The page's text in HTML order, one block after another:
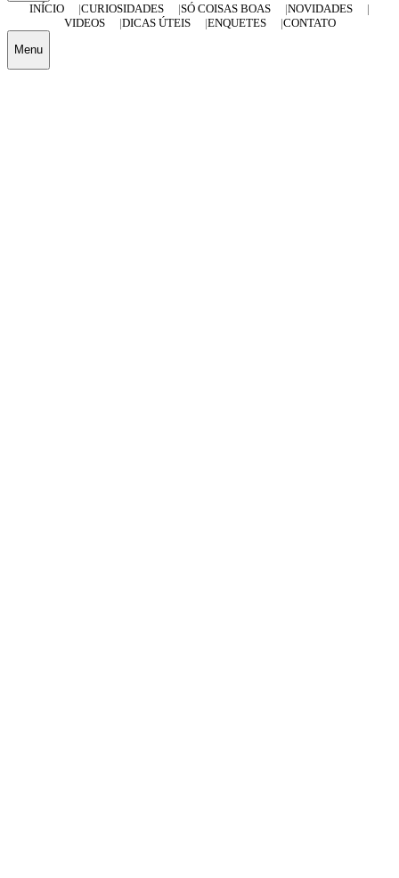
INÍCIO
CURIOSIDADES SÓ COISAS BOAS
NOVIDADES
VIDEOS
DICAS ÚTEIS ENQUETES CONTATO
Menu